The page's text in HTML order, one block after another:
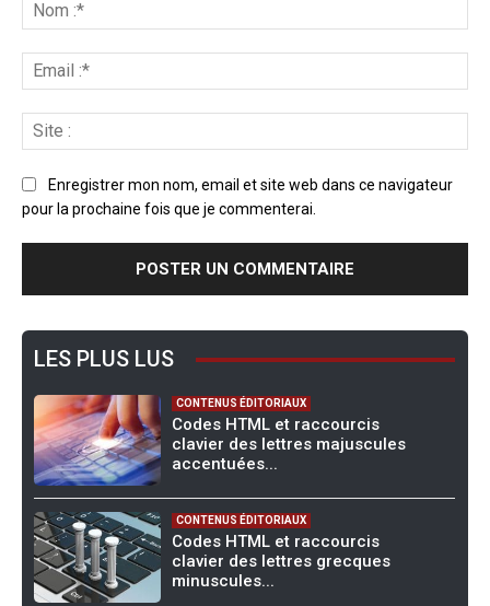
Enregistrer mon nom, email et site web dans ce navigateur
pour la prochaine fois que je commenterai.
LES PLUS LUS
CONTENUS ÉDITORIAUX
Codes HTML et raccourcis
clavier des lettres majuscules
accentuées...
CONTENUS ÉDITORIAUX
Codes HTML et raccourcis
clavier des lettres grecques
minuscules...